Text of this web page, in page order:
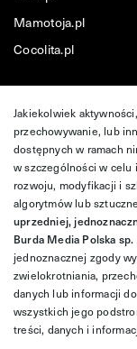
Mamotoja.pl
Cocolita.pl
Jakiekolwiek
przechowywanie, lub
dostępnych w ramach
w szczególności w celu
rozwoju, modyfikacji i
algorytmów lub
uprzedniej,
Burda Media Polska sp.
jednoznacznej zgody
zwielokrotniania,
danych lub informacji
wszystkich jego
treści, danych i